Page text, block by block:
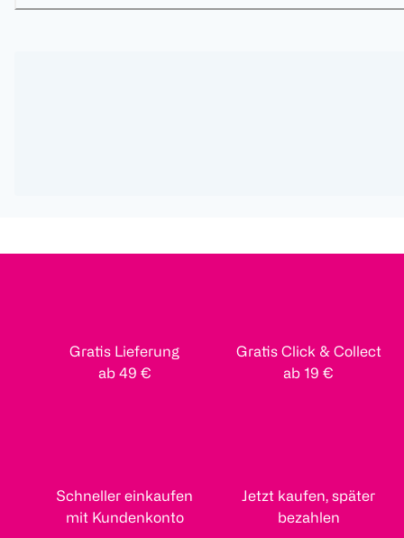
Gratis Lieferung
ab 49 €
Gratis Click & Collect
ab 19 €
Schneller einkaufen
mit Kundenkonto
Jetzt kaufen, später
bezahlen